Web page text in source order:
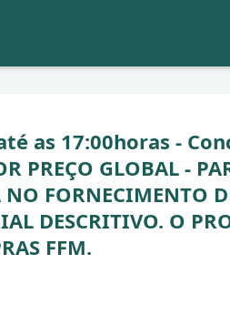
as 17:00horas -
PREÇO GLOBAL -
NO FORNECIMENTO
DESCRITIVO. O
FFM.